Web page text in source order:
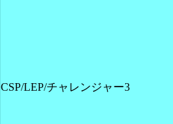
CSP/LEP/チャレンジャー3